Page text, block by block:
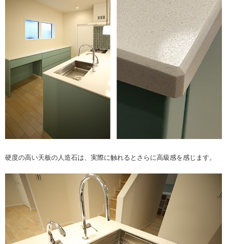
硬度の高い天板の人造石は、実際に触れるとさらに高級感を感じます。